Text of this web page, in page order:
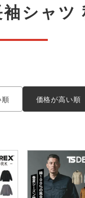
作業
おたふく手袋
サーヴォ
清掃
シャツ
順 価格が高い順